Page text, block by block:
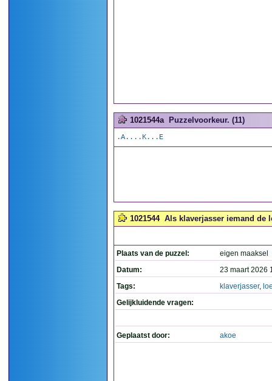
1021544a Puzzelvoorkeur. (11)
.A....K...E
1021544 Als klaverjasser iemand de
Plaats van de puzzel:
eigen maaksel
Datum:
23 maart 2026
Tags:
klaverjasser,
Gelijkluidende vragen:
Geplaatst door: akoe